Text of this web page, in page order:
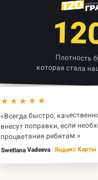
Плотность
которая стала
★★★★★
«Всегда быстро,
внесут поправки, если
процветания ребятам.»
Swetlana Vadeeva· Яндекс Карты